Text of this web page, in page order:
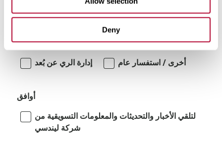
Deny
أنظمة الري الدوارة/المتحركة جانبياً
إدارة الري عن بُعد أخرى / استفسار عام
أوافق
لتلقي الأخبار والتحديثات والمعلومات التسويقية من
شركة ليندسي